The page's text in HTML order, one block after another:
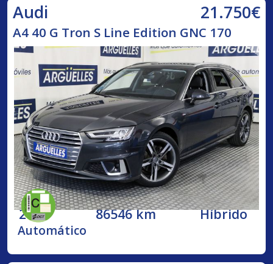
Audi 21.750€
A4 40 G Tron S Line Edition GNC 170
2020 86546 km Híbrido
Automático